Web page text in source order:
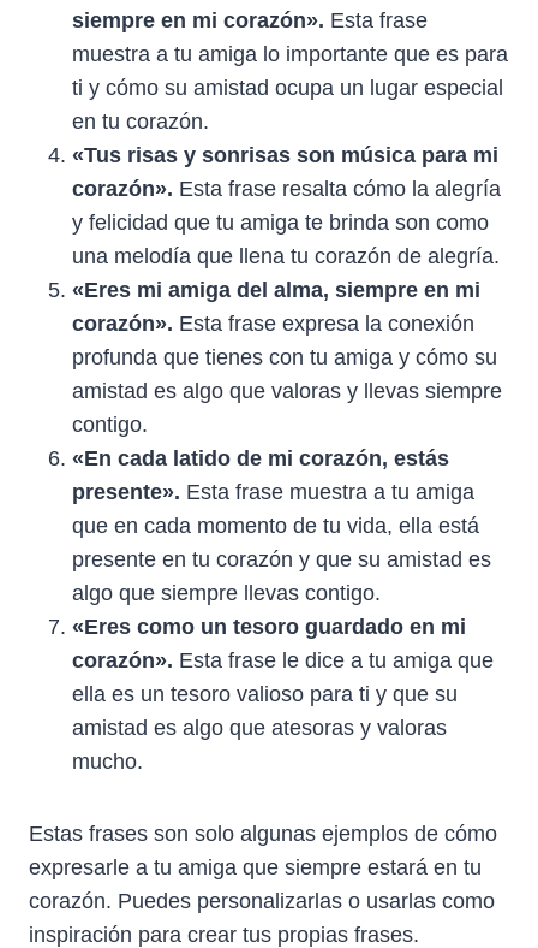
siempre en mi corazón». Esta frase
muestra a tu amiga lo importante que es para
ti y cómo su amistad ocupa un lugar especial
en tu corazón.
«Tus risas y sonrisas son música para mi
corazón». Esta frase resalta cómo la alegría
y felicidad que tu amiga te brinda son como
una melodía que llena tu corazón de alegría.
«Eres mi amiga del alma, siempre en mi
corazón». Esta frase expresa la conexión
profunda que tienes con tu amiga y cómo su
amistad es algo que valoras y llevas siempre
contigo.
«En cada latido de mi corazón, estás
presente». Esta frase muestra a tu amiga
que en cada momento de tu vida, ella está
presente en tu corazón y que su amistad es
algo que siempre llevas contigo.
«Eres como un tesoro guardado en mi
corazón». Esta frase le dice a tu amiga que
ella es un tesoro valioso para ti y que su
amistad es algo que atesoras y valoras
mucho.
Estas frases son solo algunas ejemplos de cómo
expresarle a tu amiga que siempre estará en tu
corazón. Puedes personalizarlas o usarlas como
inspiración para crear tus propias frases.